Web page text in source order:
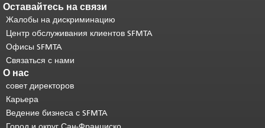
Оставайтесь на связи
Жалобы на дискриминацию
Центр обслуживания клиентов SFMTA
Офисы SFMTA
Связаться с нами
О нас
совет директоров
Карьера
Ведение бизнеса с SFMTA